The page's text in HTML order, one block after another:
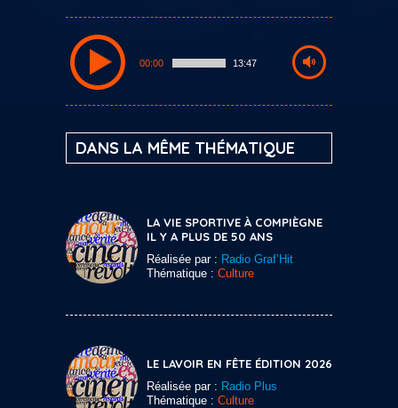
00:00 13:47
DANS LA MÊME THÉMATIQUE
LA VIE SPORTIVE À COMPIÈGNE
IL Y A PLUS DE 50 ANS
Réalisée par : Radio Graf’Hit
Thématique : Culture
LE LAVOIR EN FÊTE ÉDITION 2026
Réalisée par : Radio Plus
Thématique : Culture